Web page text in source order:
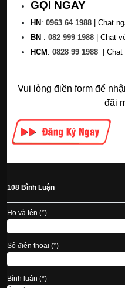
GỌI NGAY
HN : 0963 64 1988 | Chat
BN : 082 999 1988 | Chat
HCM : 0828 99 1988 Chat
Vui lòng điền form để
đãi
108 Bình Luận
Họ và tên (*)
Số điện thoại (*)
Bình luận (*)